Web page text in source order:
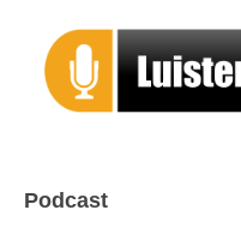
Podcast